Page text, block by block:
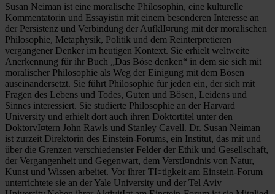
Susan Neiman ist eine moralische Philosophin, eine kulturelle
Kommentatorin und Essayistin mit einem besonderen Interesse an
der Persistenz und Verbindung der AufklI¤rung mit der moralischen
Philosophie, Metaphysik, Politik und dem Reinterpretieren
vergangener Denker im heutigen Kontext. Sie erhielt weltweite
Anerkennung für ihr Buch „Das Böse denken“ in dem sie sich mit
moralischer Philosophie als Weg der Einigung mit dem Bösen
auseinandersetzt. Sie führt Philosophie für jeden ein, der sich mit
Fragen des Lebens und Todes, Guten und Bösen, Leidens und
Sinnes interessiert. Sie studierte Philosophie an der Harvard
University und erhielt dort auch ihren Doktortitel unter den
DoktorvI¤tern John Rawls und Stanley Cavell. Dr. Susan Neiman
ist zurzeit Direktorin des Einstein-Forums, ein Institut, das mit und
über die Grenzen verschiedenster Felder der Ethik und Gesellschaft,
der Vergangenheit und Gegenwart, dem VerstI¤ndnis von Natur,
Kunst und Wissen arbeitet. Vor ihrer TI¤tigkeit am Einstein-Forum
unterrichtete sie an der Yale University und der Tel Aviv